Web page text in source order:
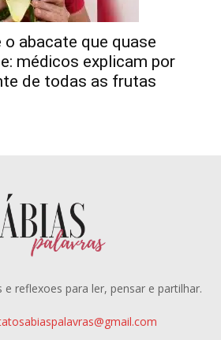
abacate que quase
médicos explicam por
de todas as frutas
e reflexoes para ler, pensar e partilhar.